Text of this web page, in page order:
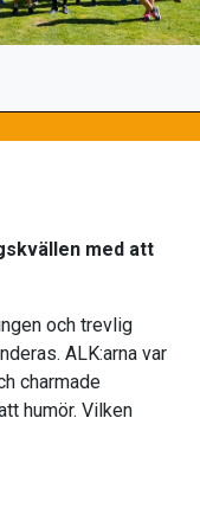
med att
och trevlig
ALK:arna var
charmade
humör. Vilken